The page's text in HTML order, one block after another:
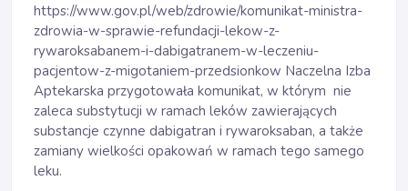
https://www.gov.pl/web/zdrowie/komunikat-ministra-
zdrowia-w-sprawie-refundacji-lekow-z-
rywaroksabanem-i-dabigatranem-w-leczeniu-
pacjentow-z-migotaniem-przedsionkow Naczelna Izba
Aptekarska przygotowała komunikat, w którym nie
zaleca substytucji w ramach leków zawierających
substancje czynne dabigatran i rywaroksaban, a także
zamiany wielkości opakowań w ramach tego samego
leku.